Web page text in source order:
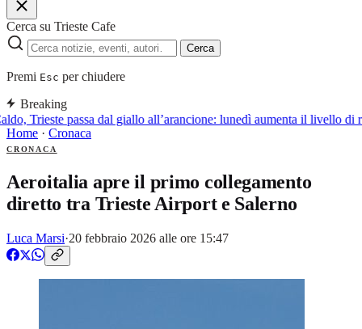
Cerca su Trieste Cafe
Cerca
Premi Esc per chiudere
Breaking
Trieste passa dal giallo all’arancione: lunedì aumenta il livello di
Home · Cronaca
CRONACA
Aeroitalia apre il primo collegamento
diretto tra Trieste Airport e Salerno
Luca Marsi·20 febbraio 2026 alle ore 15:47